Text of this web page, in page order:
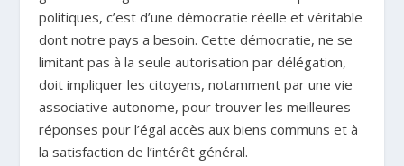
politiques, c’est d’une démocratie réelle et véritable
dont notre pays a besoin. Cette démocratie, ne se
limitant pas à la seule autorisation par délégation,
doit impliquer les citoyens, notamment par une vie
associative autonome, pour trouver les meilleures
réponses pour l’égal accès aux biens communs et à
la satisfaction de l’intérêt général.